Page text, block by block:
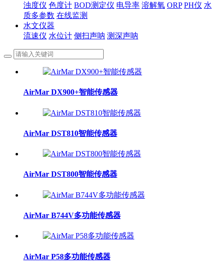
浊度仪 色度计 BOD测定仪 电导率 溶解氧 ORP PH仪 水
质多参数 在线监测
水文仪器
流速仪 水位计 侧扫声呐 测深声呐
AirMar DX900+智能传感器
AirMar DST810智能传感器
AirMar DST800智能传感器
AirMar B744V多功能传感器
AirMar P58多功能传感器